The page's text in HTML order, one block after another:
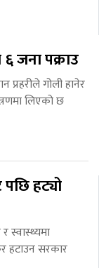
जना पक्राउ
प्रहरीले गोली हानेर
लिएको छ
पछि हट्यो
स्वास्थ्यमा
हटाउन सरकार